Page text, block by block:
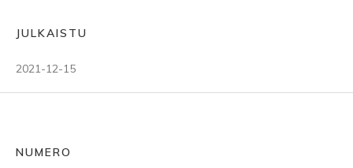
JULKAISTU
2021-12-15
NUMERO